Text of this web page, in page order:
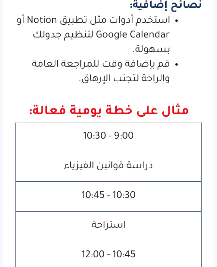
نصائح إضافية:
استخدم أدوات مثل تطبيق Notion أو
Google Calendar لتنظيم جدولك
بسهولة.
قم بإضافة وقت للمراجعة العامة
والراحة لتجنب الإرهاق.
مثال على خطة يومية فعالة:
9:00 - 10:30
دراسة قوانين الفيزياء
10:30 - 10:45
استراحة
10:45 - 12:00